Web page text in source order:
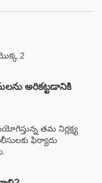
2
అరికట్టడానికి
తమ నిర్లక్ష్య
ఫిర్యాదు